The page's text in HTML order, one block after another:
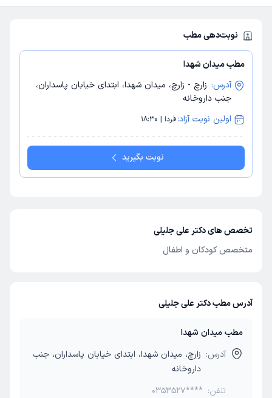
نوبت‌دهی مطب
مطب میدان شهدا
آدرس: زارچ - زارچ، میدان شهدا، ابتدای خیابان پاسداران،
جنب داروخانه
اولین نوبت آزاد:فردا | 18:30
نوبت بگیرید
تخصص های دکتر علی جلیلی
متخصص کودکان و اطفال
آدرس مطب دکتر علی جلیلی
مطب میدان شهدا
آدرس: زارچ، میدان شهدا، ابتدای خیابان پاسداران، جنب
داروخانه
تلفن: 0353527****